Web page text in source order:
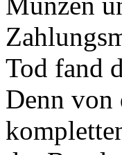
Tod fand
Denn von